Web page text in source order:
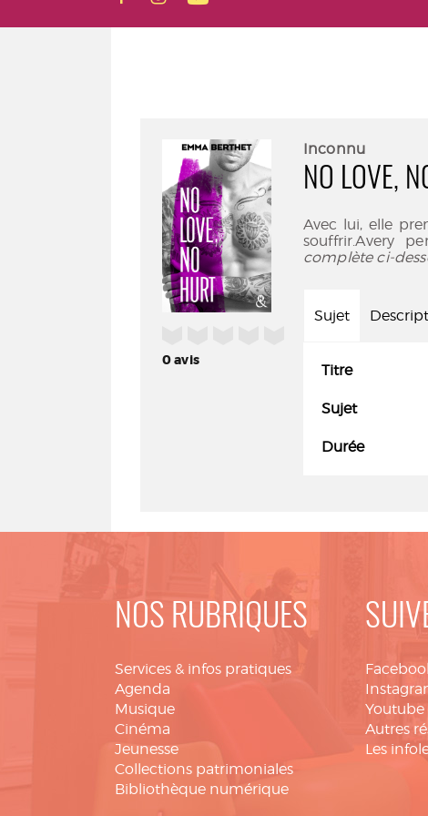
0avis
Inconnu
NO LOVE,
Avec lui, elle
souffrir.Avery
complète ci-
Sujet
Titre
Sujet
Durée
NOS RUBRIQUES
Services & infos pratiques
Agenda
Musique
Cinéma
Jeunesse
Collections patrimoniales
Bibliothèque numérique
Youtube
Autres
Les